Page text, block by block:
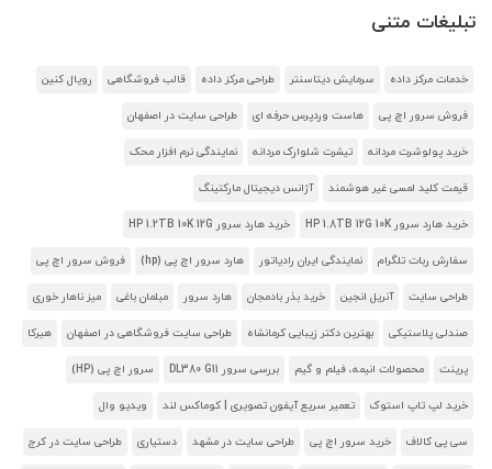
تبلیغات متنی
خدمات مرکز داده سرمایش دیتاسنتر طراحی مرکز داده قالب فروشگاهی رویال کنین
فروش سرور اچ پی هاست وردپرس حرفه ای طراحی سایت در اصفهان
خرید پولوشرت مردانه تیشرت شلوارک مردانه نمایندگی نرم افزار محک
قیمت کلید لمسی غیر هوشمند آژانس دیجیتال مارکتینگ
خرید هارد سرور HP 1.8TB 12G 10K خرید هارد سرور HP 1.2TB 10K 12G
سفارش ربات تلگرام نمایندگی ایران رادیاتور هارد سرور اچ پی (hp) فروش سرور اچ پی
طراحی سایت آنریل انجین خرید بذر بادمجان هارد سرور مبلمان باغی میز ناهار خوری
صندلی پلاستیکی بهترین دکتر زیبایی کرمانشاه طراحی سایت فروشگاهی در اصفهان هیرکا
پرینت محصولات انیمه، فیلم و گیم بررسی سرور DL380 G11 سرور اچ پی (HP)
خرید لپ تاپ استوک تعمیر سریع آیفون تصویری | کوماکس لند ویدیو وال
سی پی کالاف خرید سرور اچ پی طراحی سایت در مشهد دستیاری طراحی سایت در کرج